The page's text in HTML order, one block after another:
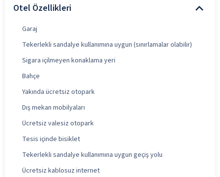
Otel Özellikleri
Garaj
Tekerlekli sandalye kullanımına uygun (sınırlamalar olabilir)
Sigara içilmeyen konaklama yeri
Bahçe
Yakında ücretsiz otopark
Dış mekan mobilyaları
Ücretsiz valesiz otopark
Tesis içinde bisiklet
Tekerlekli sandalye kullanımına uygun geçiş yolu
Ücretsiz kablosuz internet